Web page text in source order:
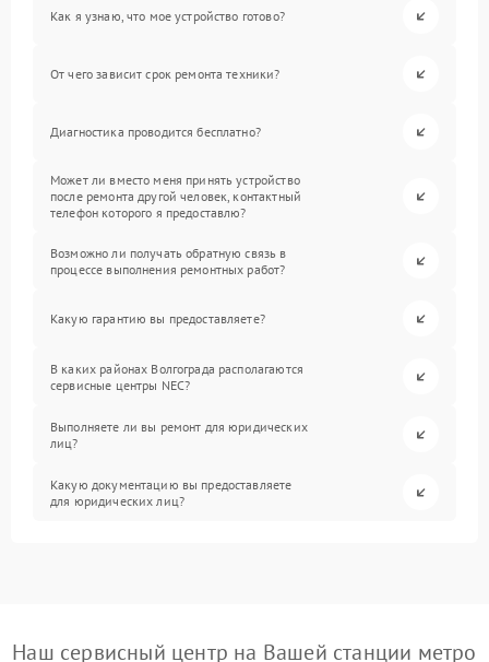
Как я узнаю, что мое устройство готово?
От чего зависит срок ремонта техники?
Диагностика проводится бесплатно?
Может ли вместо меня принять устройство
после ремонта другой человек, контактный
телефон которого я предоставлю?
Возможно ли получать обратную связь в
процессе выполнения ремонтных работ?
Какую гарантию вы предоставляете?
В каких районах Волгограда располагаются
сервисные центры NEC?
Выполняете ли вы ремонт для юридических
лиц?
Какую документацию вы предоставляете
для юридических лиц?
Наш сервисный центр на Вашей станции метро